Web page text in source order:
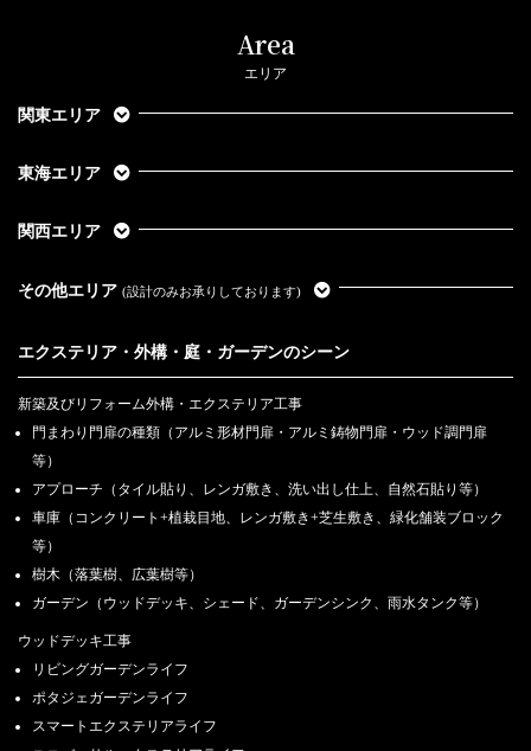
Area
エリア
関東エリア
東海エリア
関西エリア
その他エリア (設計のみお承りしております)
エクステリア・外構・庭・ガーデンのシーン
新築及びリフォーム外構・エクステリア工事
門まわり門扉の種類（アルミ形材門扉・アルミ鋳物門扉・ウッド調門扉
等）
アプローチ（タイル貼り、レンガ敷き、洗い出し仕上、自然石貼り等）
車庫（コンクリート+植栽目地、レンガ敷き+芝生敷き、緑化舗装ブロック
等）
樹木（落葉樹、広葉樹等）
ガーデン（ウッドデッキ、シェード、ガーデンシンク、雨水タンク等）
ウッドデッキ工事
リビングガーデンライフ
ポタジェガーデンライフ
スマートエクステリアライフ